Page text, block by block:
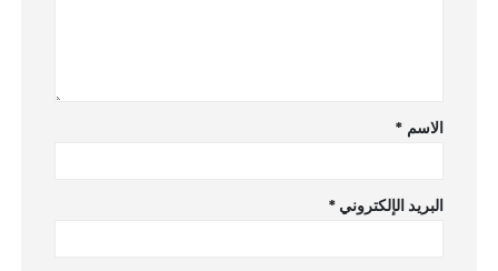
الاسم *
البريد الإلكتروني*